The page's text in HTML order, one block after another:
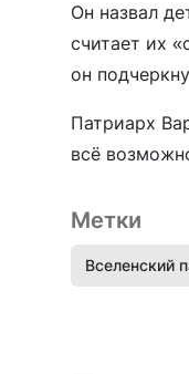
Он назвал
считает их
он
Патриарх
всё
Метки
Вселенский